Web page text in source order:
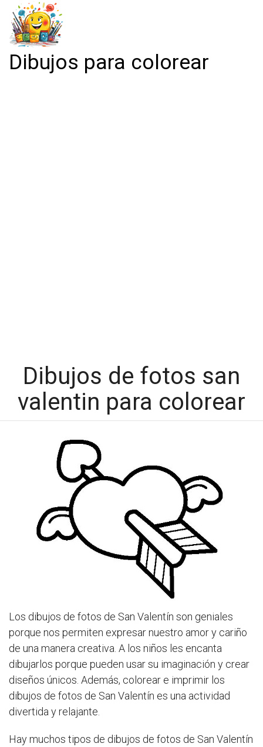
Dibujos para colorear
Dibujos de fotos san
valentin para colorear
Los dibujos de fotos de San Valentín son geniales
porque nos permiten expresar nuestro amor y cariño
de una manera creativa. A los niños les encanta
dibujarlos porque pueden usar su imaginación y crear
diseños únicos. Además, colorear e imprimir los
dibujos de fotos de San Valentín es una actividad
divertida y relajante.
Hay muchos tipos de dibujos de fotos de San Valentín